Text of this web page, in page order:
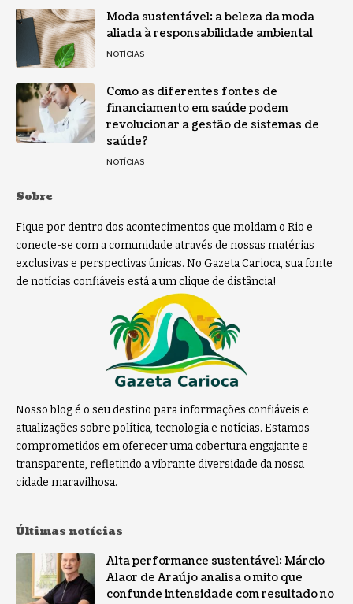
Moda sustentável: a beleza da moda
aliada à responsabilidade ambiental
NOTÍCIAS
Como as diferentes fontes de
financiamento em saúde podem
revolucionar a gestão de sistemas de
saúde?
NOTÍCIAS
Sobre
Fique por dentro dos acontecimentos que moldam o Rio e
conecte-se com a comunidade através de nossas matérias
exclusivas e perspectivas únicas. No Gazeta Carioca, sua fonte
de notícias confiáveis está a um clique de distância!
Nosso blog é o seu destino para informações confiáveis e
atualizações sobre política, tecnologia e notícias. Estamos
comprometidos em oferecer uma cobertura engajante e
transparente, refletindo a vibrante diversidade da nossa
cidade maravilhosa.
Últimas notícias
Alta performance sustentável: Márcio
Alaor de Araújo analisa o mito que
confunde intensidade com resultado no